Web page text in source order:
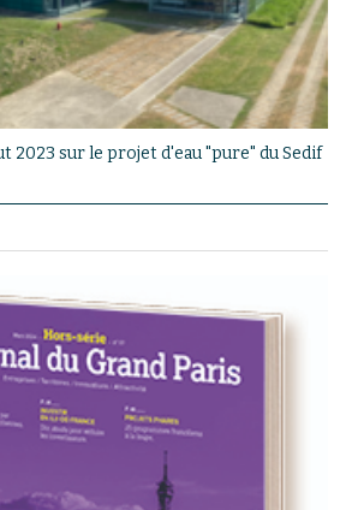
2023 sur le projet d'eau "pure" du Sedif